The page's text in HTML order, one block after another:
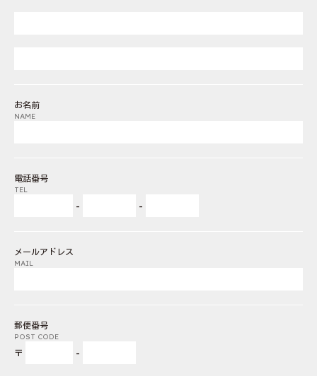
お名前
NAME
電話番号
TEL
- -
メールアドレス
MAIL
郵便番号
POST CODE
〒 -